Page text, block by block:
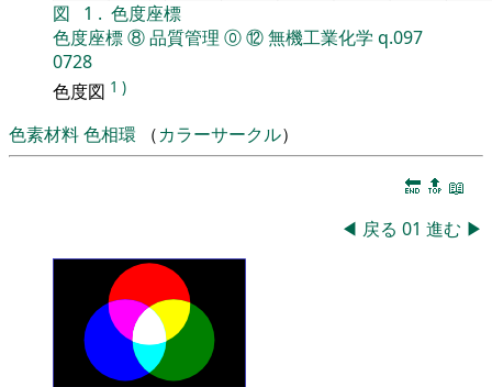
図 1 . 色度座標
色度座標⑧品質管理 ⓪⑫無機工業化学 q.097
0728
色度図 1 )
色素材料色相環 （カラーサークル）
🔚 🔝 📖
◀ 戻る 01 進む ▶